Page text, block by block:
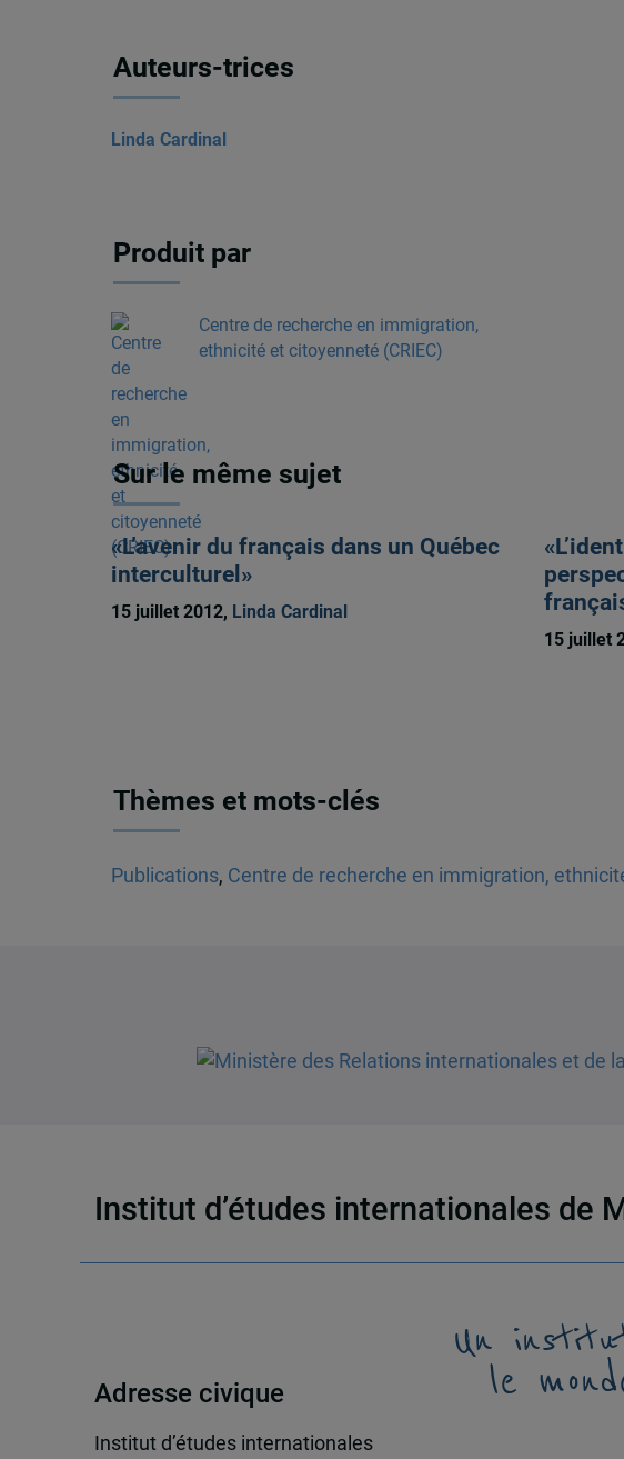
Auteurs-trices
Linda Cardinal
Produit par
Centre de recherche en immigration,
ethnicité et citoyenneté (CRIEC)
Sur le même sujet
«L’avenir du français dans un Québec
interculturel»
15 juillet 2012, Linda Cardinal
15 juillet
Thèmes et mots-clés
Publications, Centre de recherche en immigration,
Institut d’études internationales de
Adresse civique
Institut d’études internationales
Un
le